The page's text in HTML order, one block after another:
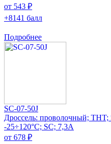
от 543 ₽
+8141 балл
Подробнее
SC-07-50J
Дроссель: проволочный;
-25÷120°C; SC; 7,3А
от 678 ₽